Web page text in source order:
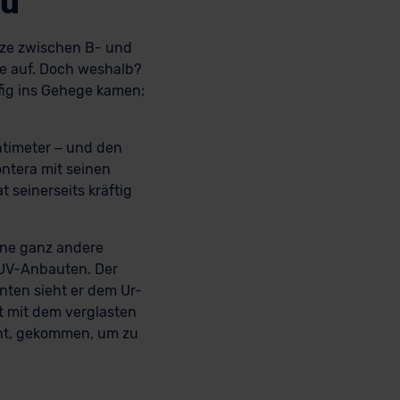
zwischen B- und
auf. Doch weshalb?
ins Gehege kamen;
– und den
mit seinen
seinerseits kräftig
ganz andere
Anbauten. Der
sieht er dem Ur-
mit dem verglasten
gekommen, um zu